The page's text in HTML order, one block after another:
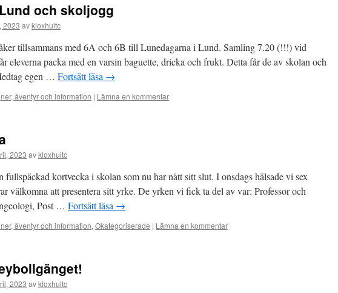
och skoljogg
2023 avkloxhultc
tillsammans med 6A och 6B till Lunedagarna i Lund. Samling 7.20 (!!!) vid
eleverna packa med en varsin baguette, dricka och frukt. Detta får de av skolan och
egen … Fortsätt läsa →
äventyr och information | Lämna en kommentar
2023 avkloxhultc
fullspäckad kortvecka i skolan som nu har nått sitt slut. I onsdags hälsade vi sex
välkomna att presentera sitt yrke. De yrken vi fick ta del av var: Professor och
Post … Fortsätt läsa →
äventyr och information, Okategoriserade | Lämna en kommentar
2023 avkloxhultc